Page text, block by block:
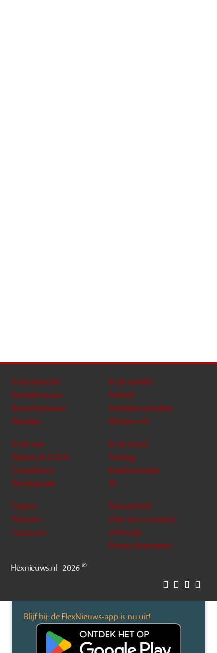
In de branche
Bedrijfsnieuws
Branchenieuws
Flexdata
In de wereld
Politiek
Arbeidsmarktdata
Werken 4.0
In de wet
Wetten & CAO’s
Compliance
Rechtspraak
In de cloud
Tooling
Implementatie
AI
Experts
Partners
Vacatures
Nieuwsbrief
Over ons (contact)
ZiPmedia
Privacy Statement
Flexnieuws.nl 2026©
Blijf bij: de FlexNieuws-app is nu uit!